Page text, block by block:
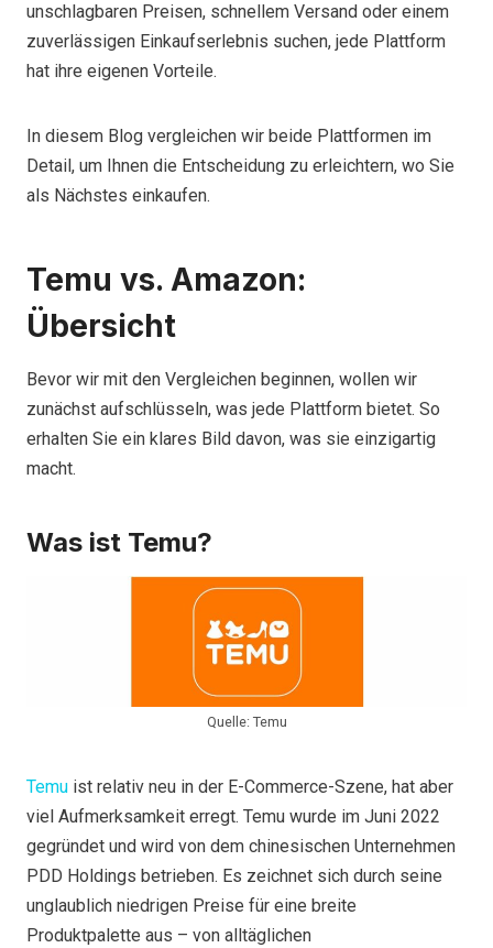
unschlagbaren Preisen, schnellem Versand oder einem
zuverlässigen Einkaufserlebnis suchen, jede Plattform
hat ihre eigenen Vorteile.
In diesem Blog vergleichen wir beide Plattformen im
Detail, um Ihnen die Entscheidung zu erleichtern, wo Sie
als Nächstes einkaufen.
Temu vs. Amazon:
Übersicht
Bevor wir mit den Vergleichen beginnen, wollen wir
zunächst aufschlüsseln, was jede Plattform bietet. So
erhalten Sie ein klares Bild davon, was sie einzigartig
macht.
Was ist Temu?
Quelle: Temu
Temu ist relativ neu in der E-Commerce-Szene, hat aber
viel Aufmerksamkeit erregt. Temu wurde im Juni 2022
gegründet und wird von dem chinesischen Unternehmen
PDD Holdings betrieben. Es zeichnet sich durch seine
unglaublich niedrigen Preise für eine breite
Produktpalette aus – von alltäglichen